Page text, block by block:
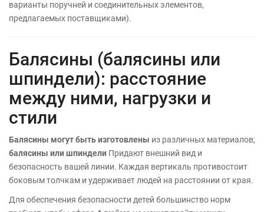
варианты поручней и соединительных элементов,
предлагаемых поставщиками).
Балясины (балясины или
шпиндели): расстояние
между ними, нагрузки и
стили
Балясины могут быть изготовлены из различных материалов;
балясины или шпиндели Придают внешний вид и
безопасность вашей линии. Каждая вертикаль противостоит
боковым толчкам и удерживает людей на расстоянии от края.
Для обеспечения безопасности детей большинство норм